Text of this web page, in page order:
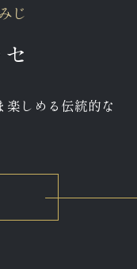
じ
楽しめる伝統的な